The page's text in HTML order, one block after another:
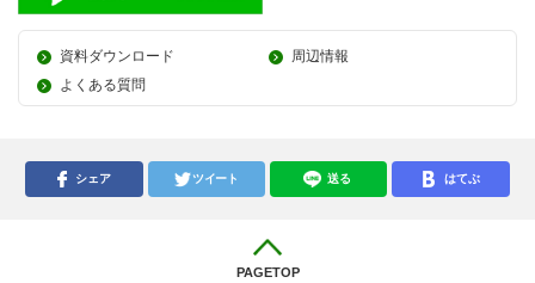
資料ダウンロード
周辺情報
よくある質問
シェア ツイート 送る はてぶ
PAGETOP